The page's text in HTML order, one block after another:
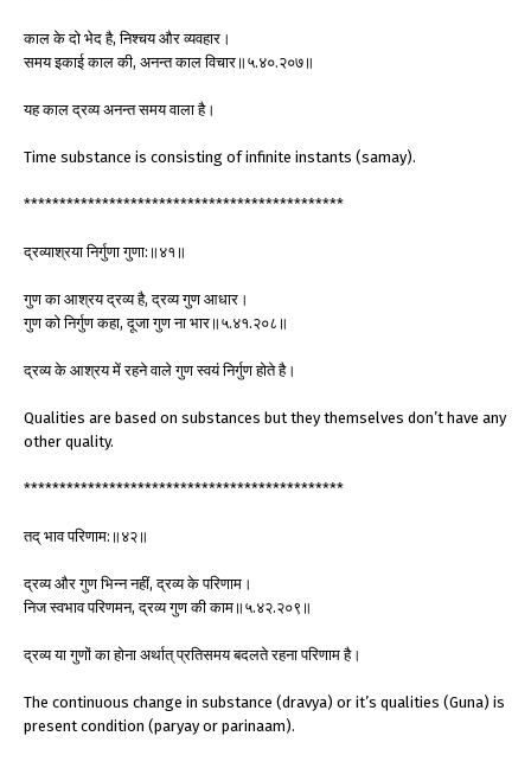
काल के दो भेद है, निश्चय और व्यवहार।
समय इकाई काल की, अनन्त काल विचार॥५.४०.२०७॥
यह काल द्रव्य अनन्त समय वाला है।
Time substance is consisting of infinite instants (samay).
*********************************************
द्रव्याश्रया निर्गुणा गुणा:॥४१॥
गुण का आश्रय द्रव्य है, द्रव्य गुण आधार।
गुण को निर्गुण कहा, दूजा गुण ना भार॥५.४१.२०८॥
द्रव्य के आश्रय में रहने वाले गुण स्वयं निर्गुण होते है।
Qualities are based on substances but they themselves don’t have any
other quality.
*********************************************
तद् भाव परिणाम:॥४२॥
द्रव्य और गुण भिन्न नहीं, द्रव्य के परिणाम।
निज स्वभाव परिणमन, द्रव्य गुण की काम॥५.४२.२०९॥
द्रव्य या गुणों का होना अर्थात् प्रतिसमय बदलते रहना परिणाम है।
The continuous change in substance (dravya) or it’s qualities (Guna) is
present condition (paryay or parinaam).